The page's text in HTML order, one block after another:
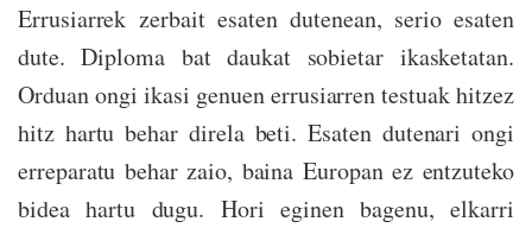
Errusiarrek zerbait esaten dutenean, serio esaten
dute. Diploma bat daukat sobietar ikasketatan.
Orduan ongi ikasi genuen errusiarren testuak hitzez
hitz hartu behar direla beti. Esaten dutenari ongi
erreparatu behar zaio, baina Europan ez entzuteko
bidea hartu dugu. Hori eginen bagenu, elkarri